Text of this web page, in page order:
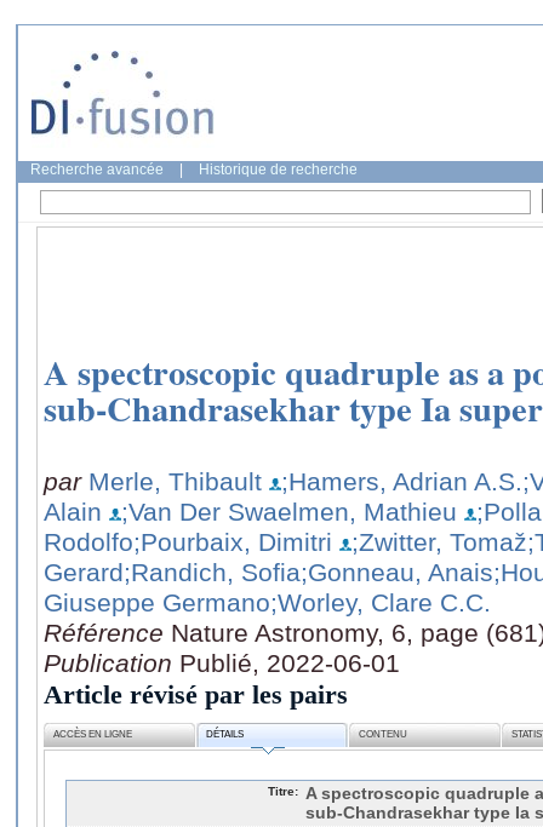
Recherche avancée Historique de recherche
A spectroscopic quadruple as a
sub-Chandrasekhar type Ia
par Merle, Thibault ;Hamers, Adrian A.S.
Alain
;Van Der Swaelmen, Mathieu
Rodolfo;Pourbaix, Dimitri ;Zwitter, Tomaž
Gerard;Randich, Sofia;Gonneau, Anais
Giuseppe Germano;Worley, Clare C.C.
Référence Nature Astronomy, 6, page
Publication Publié, 2022-06-01
Article révisé par les pairs
ACCÈS EN LIGNE DÉTAILS CONTENU
Titre:
A spectroscopic quadruple
sub-Chandrasekhar type Ia